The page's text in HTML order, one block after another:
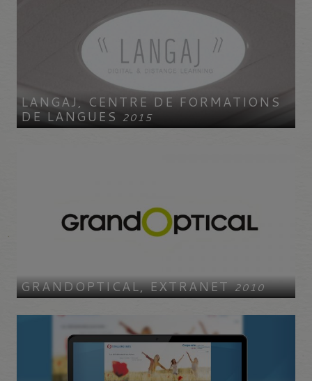
LANGAJ, CENTRE DE FORMATIONS
DE LANGUES 2015
GRANDOPTICAL, EXTRANET2010